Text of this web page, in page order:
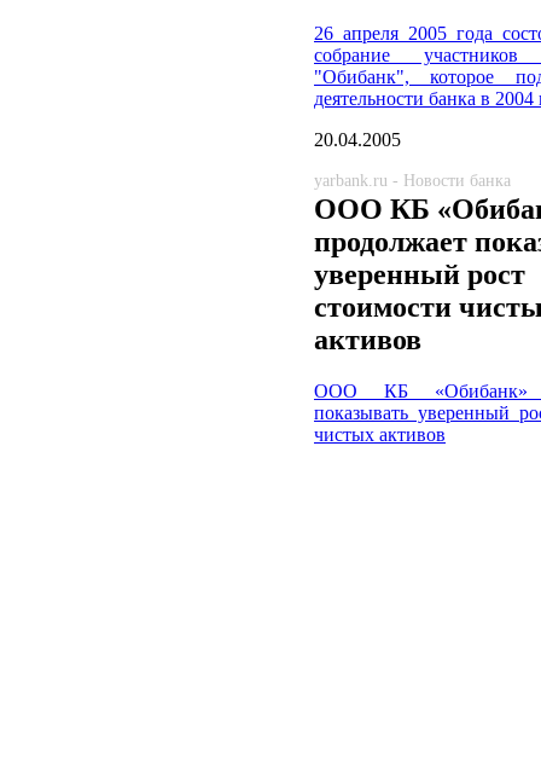
26 апреля 2005 года
собрание
"Обибанк", которое
деятельности банка в 2004
20.04.2005
yarbank.ru - Новости банка
ООО КБ
продолжает
уверенный рост
стоимости
активов
ООО КБ «Обибанк»
показывать уверенный
чистых активов